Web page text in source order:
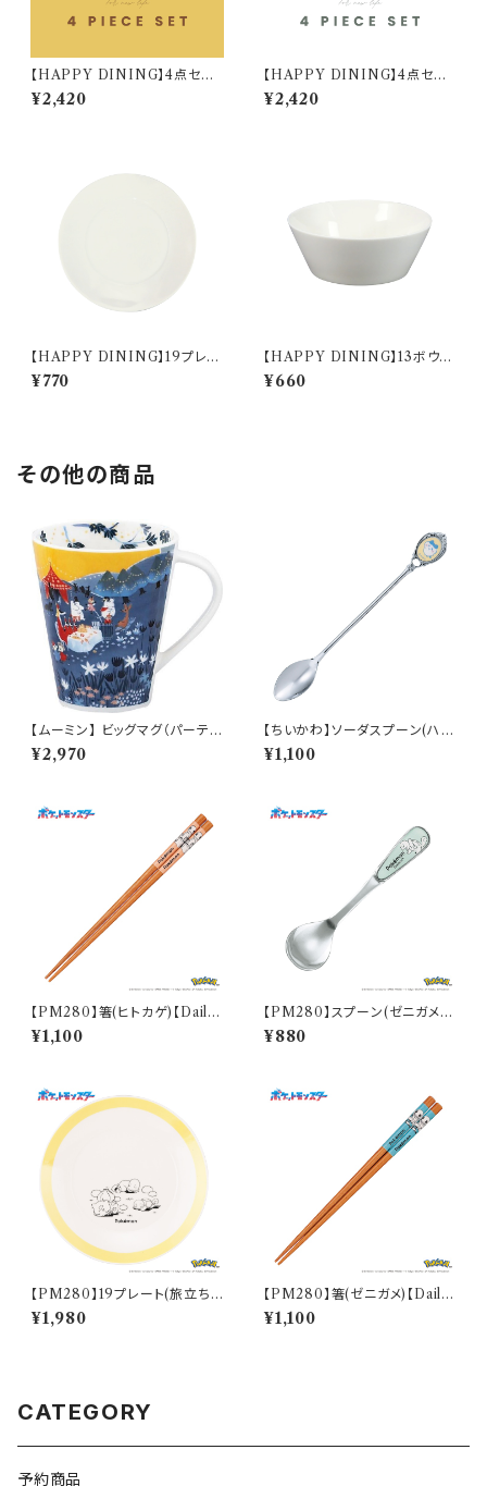
【HAPPY DINING】4点セット
(イエロー)【YMK120】 YMK1
22-6
¥2,420
【HAPPY DINING】4点セット
(ホワイト)【YMK120】 YMK12
1-6
¥2,420
【HAPPY DINING】19プレー
ト(ホワイト)【YMK120】 YMK
121-330
¥770
【HAPPY DINING】13ボウル
(ホワイト)【YMK120】 YMK12
1-358
¥660
その他の商品
【ムーミン】 ビッグマグ（パーテ
ィ）【MM3200】MM3203-35
¥2,970
【ちいかわ】ソーダスプーン(ハチ
ワレ)【CKW40】CKW42-850
¥1,100
【PM280】箸(ヒトカゲ)【Daily
Sketch】PM282-840
¥1,100
【PM280】スプーン(ゼニガメ)
【Daily Sketch】PM283-850
¥880
【PM280】19プレート(旅立ち)
【Daily Sketch】PM285-330
¥1,980
【PM280】箸(ゼニガメ)【Daily
Sketch】PM283-840
¥1,100
CATEGORY
予約商品